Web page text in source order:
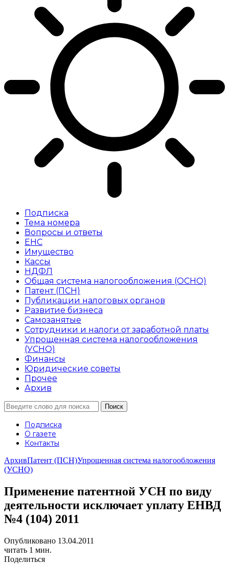
Подписка
Тема номера
Вопросы и ответы
ЕНС
Имущество
Кассы
НДФЛ
Общая система налогообложения (ОСНО)
Патент (ПСН)
Публикации налоговых органов
Развитие бизнеса
Самозанятые
Сотрудники и налоги от заработной платы
Упрощенная система налогообложения
(УСНО)
Финансы
Юридические советы
Прочее
Архив
Подписка
О газете
Контакты
АрхивПатент (ПСН)Упрощенная система налогообложения
(УСНО)
Применение патентной УСН по виду
деятельности исключает уплату ЕНВД
№4 (104) 2011
Опубликовано 13.04.2011
читать 1 мин.
Поделиться